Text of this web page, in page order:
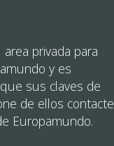
privada para
y es
sus claves de
de ellos contacte
Europamundo.